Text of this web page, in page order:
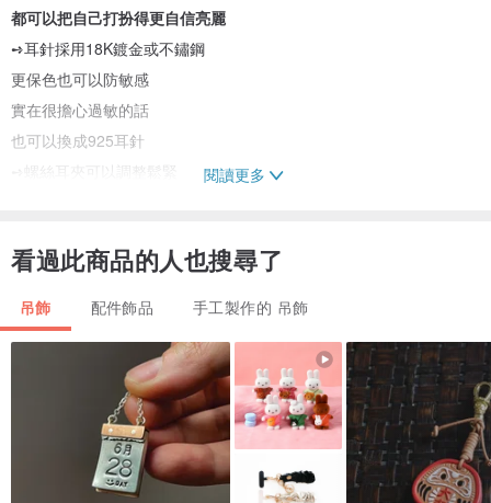
都可以把自己打扮得更自信亮麗
➺耳針採用18K鍍金或不鏽鋼
更保色也可以防敏感
實在很擔心過敏的話
也可以換成925耳針
➺螺絲耳夾可以調整鬆緊
┈❀┈❀┈❀┈❀┈❀┈❀┈❀┈❀┈❀┈❀┈❀┈❀┈
┈❀┈❀┈❀┈❀┈❀┈❀┈❀┈❀┈❀┈❀┈❀┈❀┈
❝每朵花都是獨一無二的，就如同你很特別❞
閱讀更多
看過此商品的人也搜尋了
吊飾 配件飾品 手工製作的 吊飾